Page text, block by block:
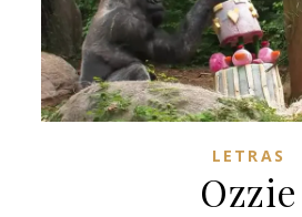
LETRAS
Ozzie